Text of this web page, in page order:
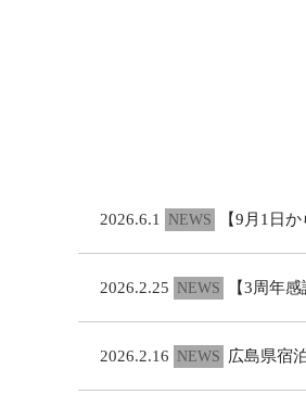
2026.6.1 NEWS 【9月1日
2026.2.25 NEWS 【3周年
2026.2.16 NEWS 広島県宿